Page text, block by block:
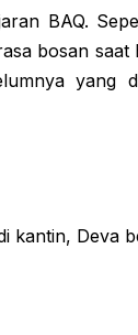
BAQ.
bosan
yang
kantin, Deva